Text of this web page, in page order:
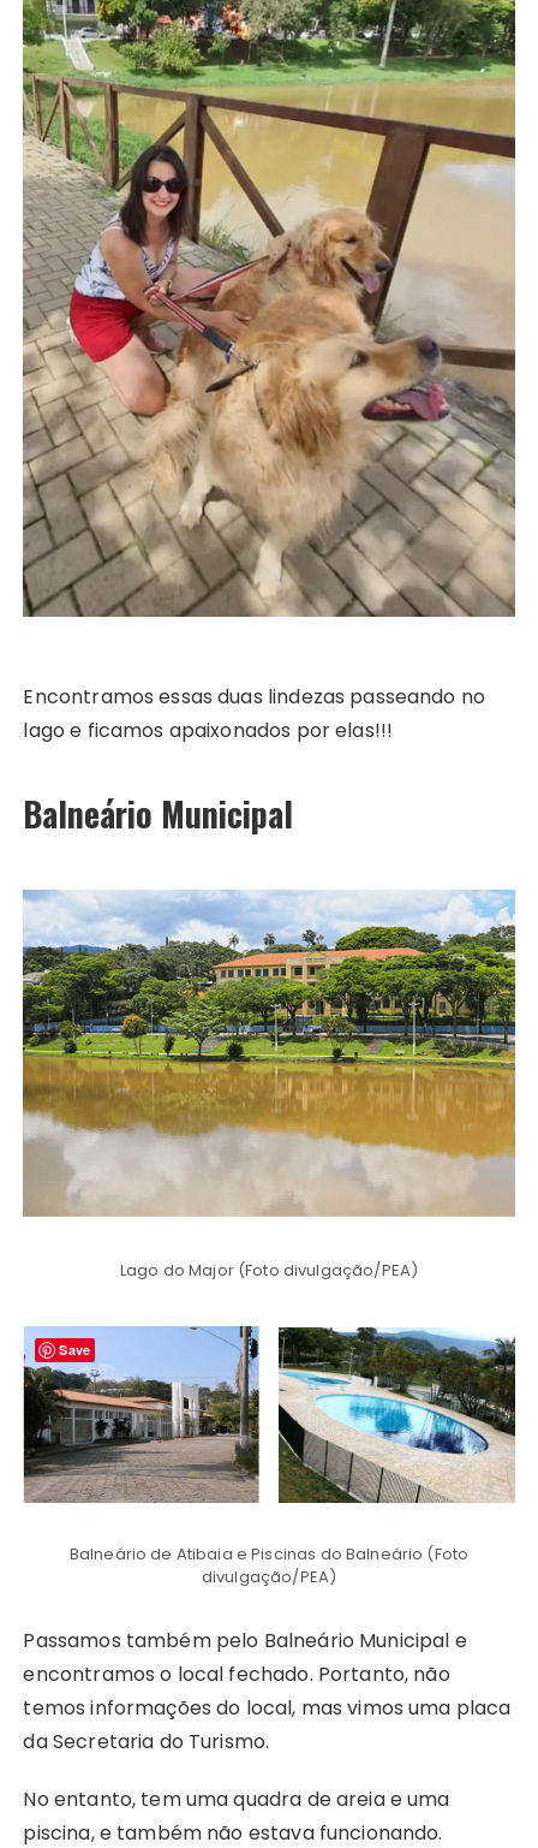
Encontramos essas duas lindezas passeando no
lago e ficamos apaixonados por elas!!!
Balneário Municipal
Lago do Major (Foto divulgação/PEA)
Balneário de Atibaia e Piscinas do Balneário (Foto
divulgação/PEA)
Passamos também pelo Balneário Municipal e
encontramos o local fechado. Portanto, não
temos informações do local, mas vimos uma placa
da Secretaria do Turismo.
No entanto, tem uma quadra de areia e uma
piscina, e também não estava funcionando.
Save